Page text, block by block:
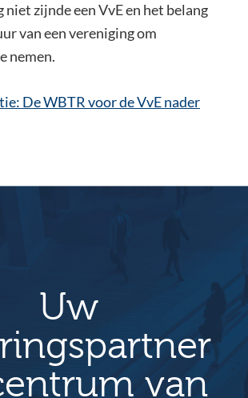
niet zijnde een VvE en het belang
van een vereniging om
nemen.
De WBTR voor de VvE nader
Uw
van